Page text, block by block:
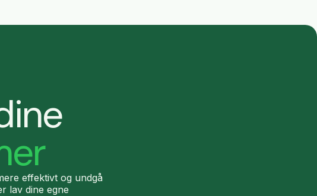
effektivt og undgå
lav dine egne